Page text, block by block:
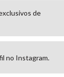
de
no Instagram.